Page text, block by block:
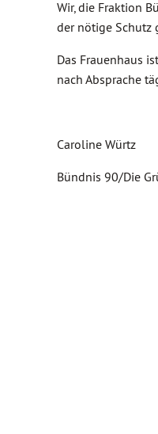
Wir, die Fraktion
der nötige Schutz
Das Frauenhaus
nach Absprache
Caroline Würtz
Bündnis 90/Die